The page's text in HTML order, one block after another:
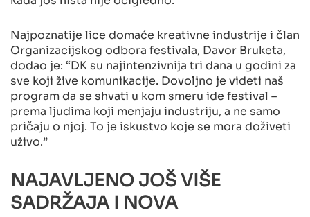
Najpoznatije lice domaće kreativne industrije i član
Organizacijskog odbora festivala, Davor Bruketa,
dodao je: “DK su najintenzivnija tri dana u godini za
sve koji žive komunikacije. Dovoljno je videti naš
program da se shvati u kom smeru ide festival –
prema ljudima koji menjaju industriju, a ne samo
pričaju o njoj. To je iskustvo koje se mora doživeti
uživo.”
NAJAVLJENO JOŠ VIŠE
SADRŽAJA I NOVA